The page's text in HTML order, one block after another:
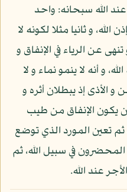
الله سبحانه: واحد
و ثانيا مثلا لكونه لا
عن الرياء في الإنفاق و
و أنه لا ينمو نماء و لا
و الأذى إذ يبطلان أثره و
يكون الإنفاق من طيب
تعين المورد الذي توضع
في سبيل الله، ثم
عند الله.